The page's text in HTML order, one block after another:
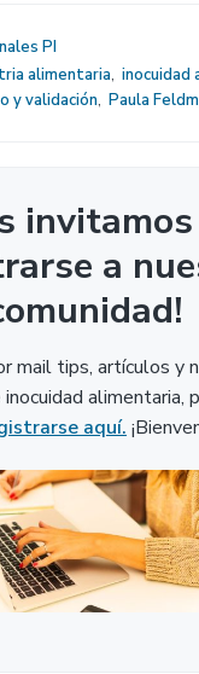
PI
alimentaria, inocuidad
y validación, Paula
a
mail tips, artículos y
alimentaria,
aquí.